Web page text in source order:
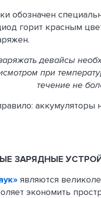
обозначен
горит красным
девайсы
при
течение не
аккумуляторы
ЗАРЯДНЫЕ
являются
экономить